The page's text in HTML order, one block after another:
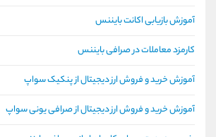
آموزش بازیابی اکانت بایننس
کارمزد معاملات در صرافی بایننس
آموزش خرید و فروش ارز دیجیتال از پنکیک سواپ
آموزش خرید و فروش ارز دیجیتال از صرافی یونی سواپ